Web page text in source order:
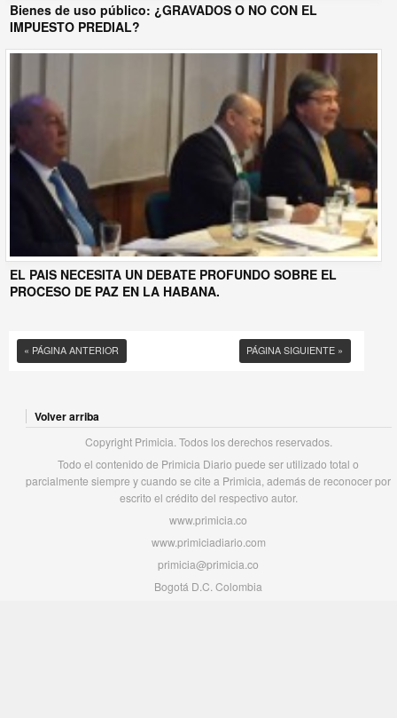
Bienes de uso público: ¿GRAVADOS O NO CON EL
IMPUESTO PREDIAL?
EL PAIS NECESITA UN DEBATE PROFUNDO SOBRE EL
PROCESO DE PAZ EN LA HABANA.
« PÁGINA ANTERIOR PÁGINA SIGUIENTE »
Volver arriba
Copyright Primicia. Todos los derechos reservados.
Todo el contenido de Primicia Diario puede ser utilizado total o
parcialmente siempre y cuando se cite a Primicia, además de reconocer por
escrito el crédito del respectivo autor.
www.primicia.co
www.primiciadiario.com
primicia@primicia.co
Bogotá D.C. Colombia